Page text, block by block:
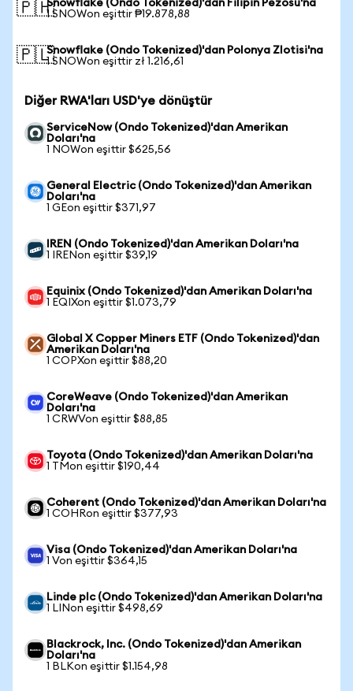
🇵🇭Snowflake (Ondo Tokenized)'dan Filipin Pezosu'na
1 SNOWon eşittir ₱19.878,88
🇵🇱Snowflake (Ondo Tokenized)'dan Polonya Zlotisi'na
1 SNOWon eşittir zł 1.216,61
Diğer RWA'ları USD'ye dönüştür
ServiceNow (Ondo Tokenized)'dan Amerikan
Doları'na
1 NOWon eşittir $625,56
General Electric (Ondo Tokenized)'dan Amerikan
Doları'na
1 GEon eşittir $371,97
IREN (Ondo Tokenized)'dan Amerikan Doları'na
1 IRENon eşittir $39,19
Equinix (Ondo Tokenized)'dan Amerikan Doları'na
1 EQIXon eşittir $1.073,79
Global X Copper Miners ETF (Ondo Tokenized)'dan
Amerikan Doları'na
1 COPXon eşittir $88,20
CoreWeave (Ondo Tokenized)'dan Amerikan
Doları'na
1 CRWVon eşittir $88,85
Toyota (Ondo Tokenized)'dan Amerikan Doları'na
1 TMon eşittir $190,44
Coherent (Ondo Tokenized)'dan Amerikan Doları'na
1 COHRon eşittir $377,93
Visa (Ondo Tokenized)'dan Amerikan Doları'na
1 Von eşittir $364,15
Linde plc (Ondo Tokenized)'dan Amerikan Doları'na
1 LINon eşittir $498,69
Blackrock, Inc. (Ondo Tokenized)'dan Amerikan
Doları'na
1 BLKon eşittir $1.154,98